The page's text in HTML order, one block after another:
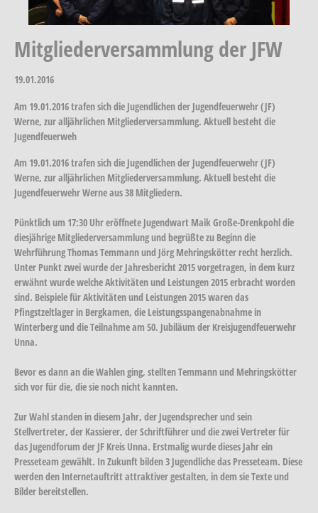
Mitgliederversammlung der JFW
19.01.2016
Am 19.01.2016 trafen sich die Jugendlichen der Jugendfeuerwehr (JF)
Werne, zur alljährlichen Mitgliederversammlung. Aktuell besteht die
Jugendfeuerweh
Am 19.01.2016 trafen sich die Jugendlichen der Jugendfeuerwehr (JF)
Werne, zur alljährlichen Mitgliederversammlung. Aktuell besteht die
Jugendfeuerwehr Werne aus 38 Mitgliedern.
Pünktlich um 17:30 Uhr eröffnete Jugendwart Maik Große-Drenkpohl die
diesjährige Mitgliederversammlung und begrüßte zu Beginn die
Wehrführung Thomas Temmann und Jörg Mehringskötter recht herzlich.
Unter Punkt zwei wurde der Jahresbericht 2015 vorgetragen, in dem kurz
erwähnt wurde welche Aktivitäten und Leistungen 2015 erbracht worden
sind. Beispiele für Aktivitäten und Leistungen 2015 waren das
Pfingstzeltlager in Bergkamen, die Leistungsspangenabnahme in
Winterberg und die Teilnahme am 50. Jubiläum der Kreisjugendfeuerwehr
Unna.
Bevor es dann an die Wahlen ging, stellten Temmann und Mehringskötter
sich vor für die, die sie noch nicht kannten.
Zur Wahl standen in diesem Jahr, der Jugendsprecher und sein
Stellvertreter, der Kassierer, der Schriftführer und die zwei Vertreter für
das Jugendforum der JF Kreis Unna. Erstmalig wurde dieses Jahr ein
Presseteam gewählt. In Zukunft bilden 3 Jugendliche das Presseteam. Diese
werden den Internetauftritt attraktiver gestalten, in dem sie Texte und
Bilder bereitstellen.